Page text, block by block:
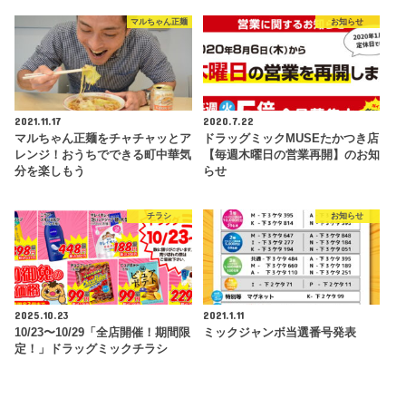
マルちゃん正麺
2021.11.17
マルちゃん正麺をチャチャッとア
レンジ！おうちでできる町中華気
分を楽しもう
お知らせ
2020.7.22
ドラッグミックMUSEたかつき店
【毎週木曜日の営業再開】のお知
らせ
チラシ
2025.10.23
10/23〜10/29「全店開催！期間限
定！」ドラッグミックチラシ
お知らせ
2021.1.11
ミックジャンボ当選番号発表